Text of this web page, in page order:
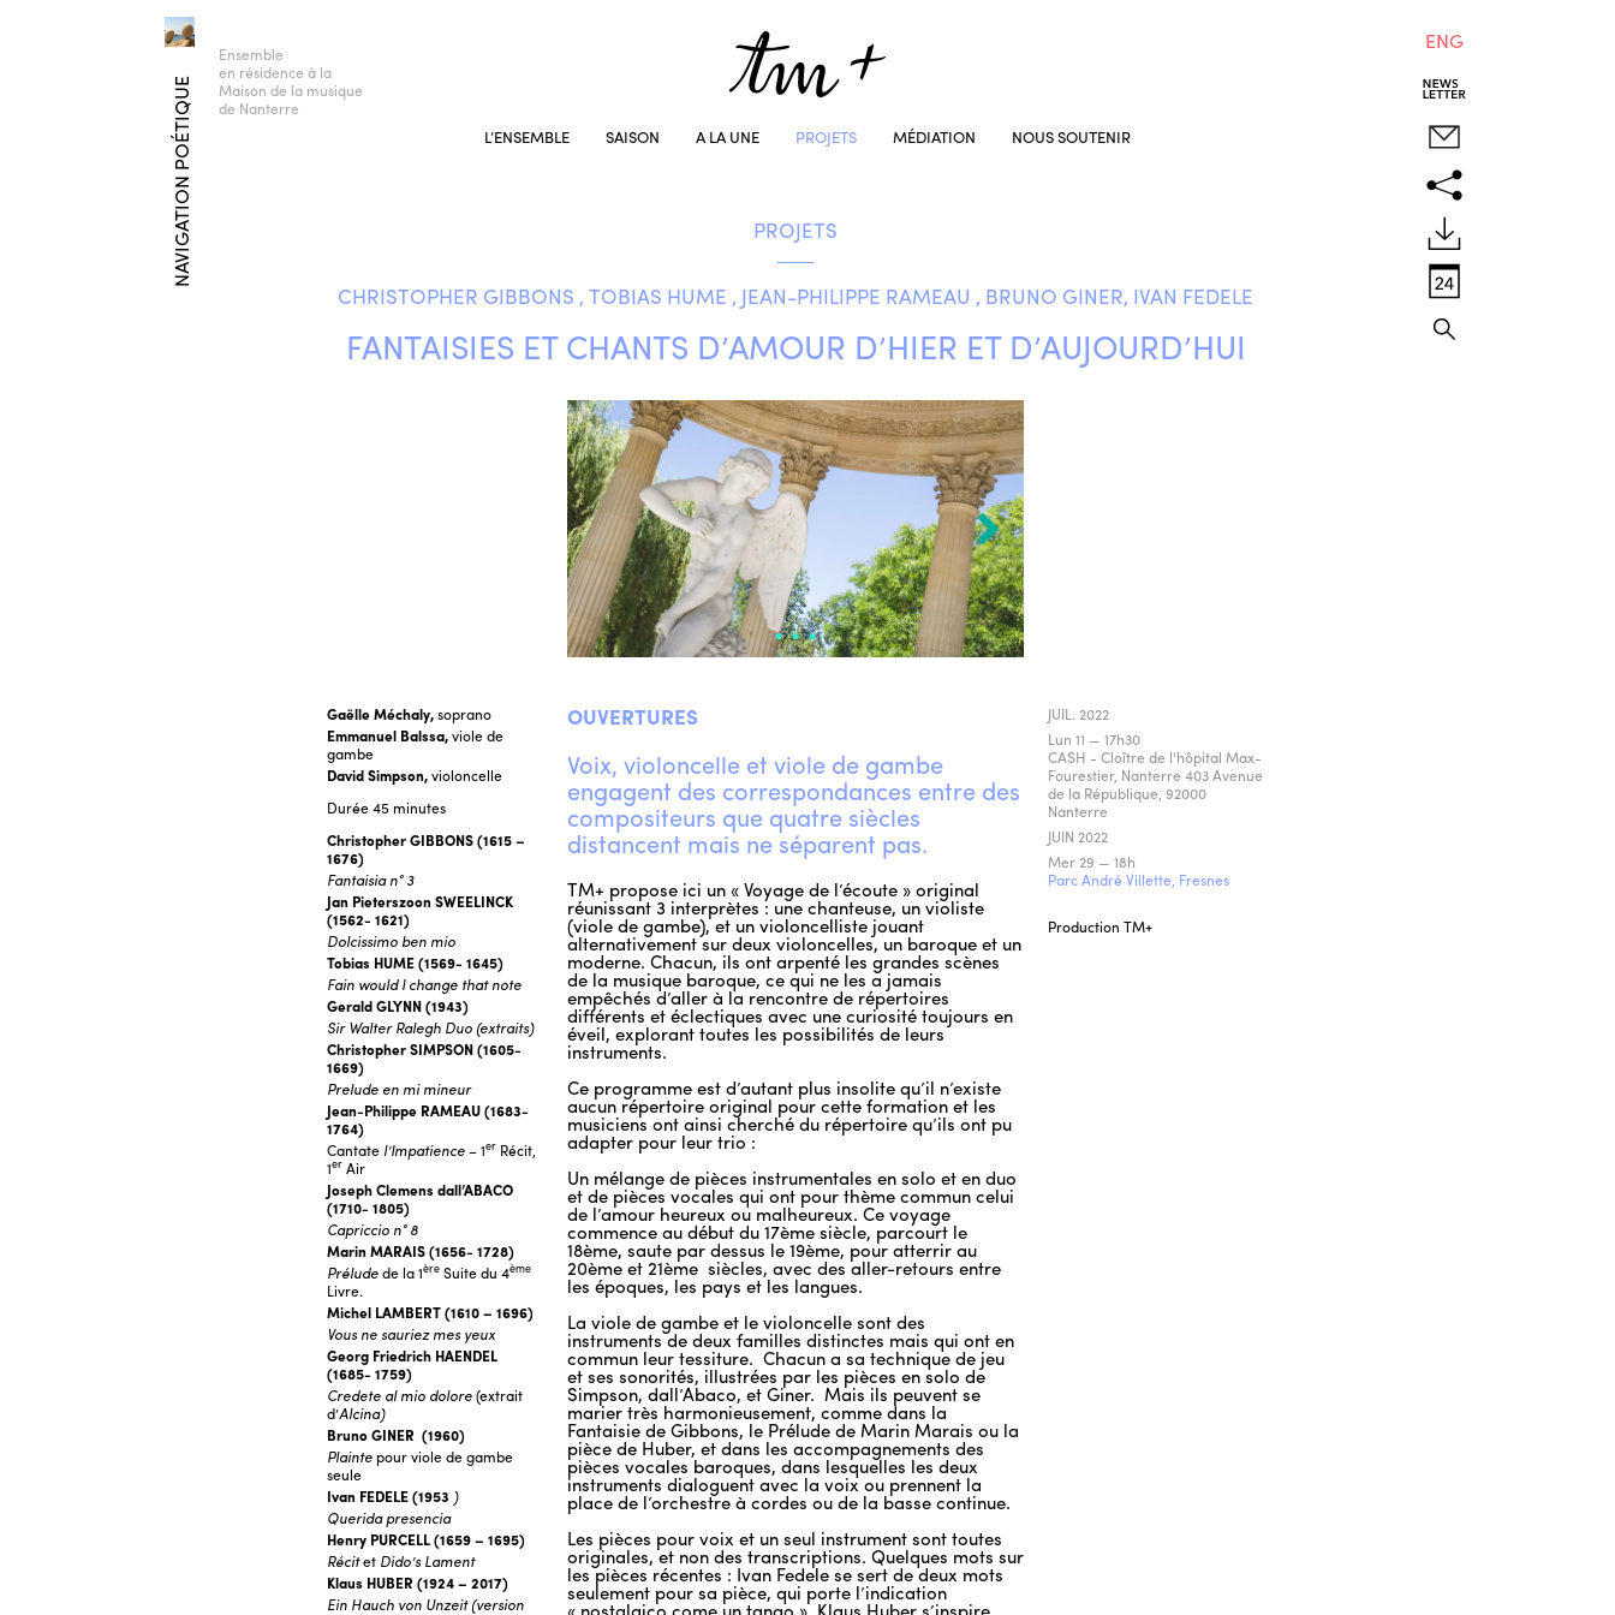
NAVIGATION POÉTIQUE
Ensemble
en résidence à la
Maison de la musique
de Nanterre
L’ENSEMBLE SAISON A LA UNE PROJETS MÉDIATION NOUS SOUTENIR
ENG
PROJETS
CHRISTOPHER GIBBONS , TOBIAS HUME , JEAN-PHILIPPE RAMEAU , BRUNO GINER, IVAN FEDELE
FANTAISIES ET CHANTS D’AMOUR D’HIER ET D’AUJOURD’HUI
Gaëlle Méchaly,soprano
Emmanuel Balssa,viole de
gambe
David Simpson,violoncelle
Durée45 minutes
Christopher GIBBONS (1615 –
1676)
Fantaisia n° 3
Jan Pieterszoon SWEELINCK
(1562- 1621)
Dolcissimo ben mio
Tobias HUME (1569- 1645)
Fain would I change that note
Gerald GLYNN (1943)
Sir Walter Ralegh Duo (extraits)
Christopher SIMPSON (1605-
1669)
Prelude en mi mineur
Jean-Philippe RAMEAU (1683-
1764)
Cantate l’Impatience– 1er Récit,
1er Air
Joseph Clemens dall’ABACO
(1710- 1805)
Capriccio n° 8
Marin MARAIS (1656- 1728)
Préludede la 1ère Suite du 4ème
Livre.
Michel LAMBERT (1610 – 1696)
Vous ne sauriez mes yeux
Georg Friedrich HAENDEL
(1685- 1759)
Credete al mio dolore(extrait
d’Alcina)
Bruno GINER (1960)
Plainte pour viole de gambe
seule
Ivan FEDELE (1953 )
Querida presencia
Henry PURCELL (1659 – 1695)
Récitet Dido’s Lament
Klaus HUBER (1924 – 2017)
Ein Hauch von Unzeit (version
OUVERTURES
Voix, violoncelle et viole de gambe
engagent des correspondances entre des
compositeurs que quatre siècles
distancent mais ne séparent pas.
TM+ propose ici un « Voyage de l’écoute » original
réunissant 3 interprètes : une chanteuse, un violiste
(viole de gambe), et un violoncelliste jouant
alternativement sur deux violoncelles, un baroque et un
moderne. Chacun, ils ont arpenté les grandes scènes
de la musique baroque, ce qui ne les a jamais
empêchés d’aller à la rencontre de répertoires
différents et éclectiques avec une curiosité toujours en
éveil, explorant toutes les possibilités de leurs
instruments.
Ce programme est d’autant plus insolite qu’il n’existe
aucun répertoire original pour cette formation et les
musiciens ont ainsi cherché du répertoire qu’ils ont pu
adapter pour leur trio :
Un mélange de pièces instrumentales en solo et en duo
et de pièces vocales qui ont pour thème commun celui
de l’amour heureux ou malheureux. Ce voyage
commence au début du 17ème siècle, parcourt le
18ème, saute par dessus le 19ème, pour atterrir au
20ème et 21ème siècles, avec des aller-retours entre
les époques, les pays et les langues.
La viole de gambe et le violoncelle sont des
instruments de deux familles distinctes mais qui ont en
commun leur tessiture. Chacun a sa technique de jeu
et ses sonorités, illustrées par les pièces en solo de
Simpson, dall’Abaco, et Giner. Mais ils peuvent se
marier très harmonieusement, comme dans la
Fantaisie de Gibbons, le Prélude de Marin Marais ou la
pièce de Huber, et dans les accompagnements des
pièces vocales baroques, dans lesquelles les deux
instruments dialoguent avec la voix ou prennent la
place de l’orchestre à cordes ou de la basse continue.
Les pièces pour voix et un seul instrument sont toutes
originales, et non des transcriptions. Quelques mots sur
les pièces récentes : Ivan Fedele se sert de deux mots
seulement pour sa pièce, qui porte l’indication
JUIL. 2022
Lun 11 — 17h30
CASH - Cloître de l'hôpital Max-
Fourestier, Nanterre 403 Avenue
de la République, 92000
Nanterre
JUIN 2022
Mer 29 — 18h
Parc André Villette, Fresnes
Production TM+